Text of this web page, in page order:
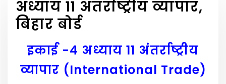
अध्याय 11 अंतर्राष्ट्रीय व्यापार,
बिहार बोर्ड
इकाई -4 अध्याय 11 अंतर्राष्ट्रीय
व्यापार (International Trade)